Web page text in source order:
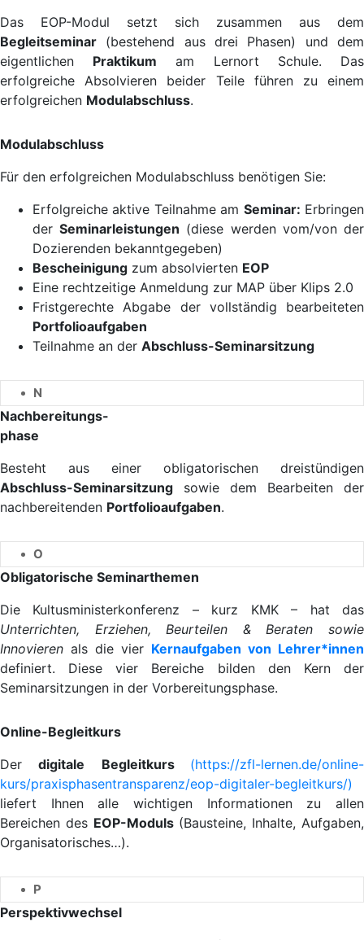
Das EOP-Modul setzt sich zusammen aus dem
Begleitseminar (bestehend aus drei Phasen) und dem
eigentlichen Praktikum am Lernort Schule. Das
erfolgreiche Absolvieren beider Teile führen zu einem
erfolgreichen Modulabschluss.
Modulabschluss
Für den erfolgreichen Modulabschluss benötigen Sie:
Erfolgreiche aktive Teilnahme am Seminar: Erbringen
derSeminarleistungen (diese werden vom/von der
Dozierenden bekanntgegeben)
Bescheinigung zum absolvierten EOP
Eine rechtzeitige Anmeldung zur MAP über Klips 2.0
Fristgerechte Abgabe der vollständig bearbeiteten
Portfolioaufgaben
Teilnahme an der Abschluss-Seminarsitzung
N
Nachbereitungs-
phase
Besteht aus einer obligatorischen dreistündigen
Abschluss-Seminarsitzung sowie dem Bearbeiten der
nachbereitenden Portfolioaufgaben.
O
Obligatorische Seminarthemen
Die Kultusministerkonferenz – kurz KMK – hat das
Unterrichten, Erziehen, Beurteilen & Beraten sowie
Innovieren als die vier Kernaufgaben von Lehrer*innen
definiert. Diese vier Bereiche bilden den Kern der
Seminarsitzungen in der Vorbereitungsphase.
Online-Begleitkurs
Derdigitale Begleitkurs (https://zfl-lernen.de/online-
kurs/praxisphasentransparenz/eop-digitaler-begleitkurs/)
liefert Ihnen alle wichtigen Informationen zu allen
Bereichen des EOP-Moduls (Bausteine, Inhalte, Aufgaben,
Organisatorisches…).
P
Perspektivwechsel